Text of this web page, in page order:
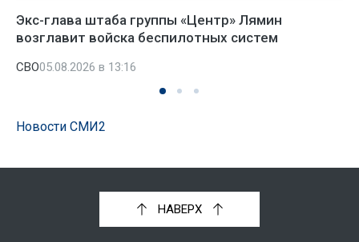
Экс-глава штаба группы «Центр» Лямин
возглавит войска беспилотных систем
СВО05.08.2026 в 13:16
Новости СМИ2
НАВЕРХ